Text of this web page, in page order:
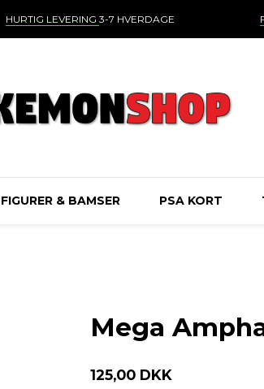
HURTIG LEVERING 3-7 HVERDAGE
FIGURER & BAMSER PSA KORT
Mega
125,00 DKK